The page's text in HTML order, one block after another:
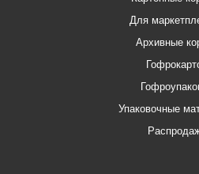
Для
Архивные
Упаковочные